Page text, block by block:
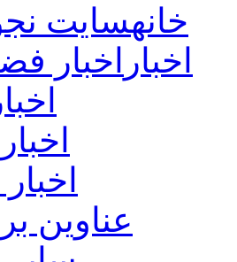
خانهسایت
اخبار اخبار
عناوین